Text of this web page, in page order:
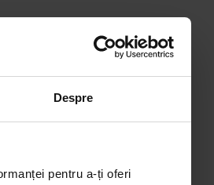
Despre
pentru a-ți oferi